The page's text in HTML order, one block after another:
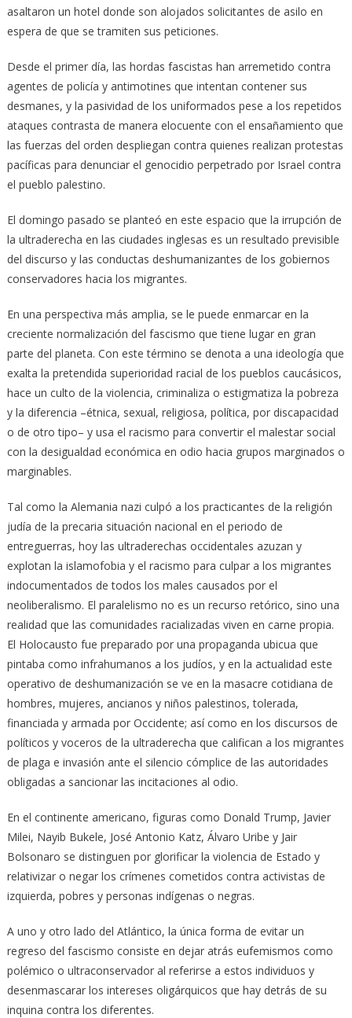
asaltaron un hotel donde son alojados solicitantes de asilo en
espera de que se tramiten sus peticiones.
Desde el primer día, las hordas fascistas han arremetido contra
agentes de policía y antimotines que intentan contener sus
desmanes, y la pasividad de los uniformados pese a los repetidos
ataques contrasta de manera elocuente con el ensañamiento que
las fuerzas del orden despliegan contra quienes realizan protestas
pacíficas para denunciar el genocidio perpetrado por Israel contra
el pueblo palestino.
El domingo pasado se planteó en este espacio que la irrupción de
la ultraderecha en las ciudades inglesas es un resultado previsible
del discurso y las conductas deshumanizantes de los gobiernos
conservadores hacia los migrantes.
En una perspectiva más amplia, se le puede enmarcar en la
creciente normalización del fascismo que tiene lugar en gran
parte del planeta. Con este término se denota a una ideología que
exalta la pretendida superioridad racial de los pueblos caucásicos,
hace un culto de la violencia, criminaliza o estigmatiza la pobreza
y la diferencia –étnica, sexual, religiosa, política, por discapacidad
o de otro tipo– y usa el racismo para convertir el malestar social
con la desigualdad económica en odio hacia grupos marginados o
marginables.
Tal como la Alemania nazi culpó a los practicantes de la religión
judía de la precaria situación nacional en el periodo de
entreguerras, hoy las ultraderechas occidentales azuzan y
explotan la islamofobia y el racismo para culpar a los migrantes
indocumentados de todos los males causados por el
neoliberalismo. El paralelismo no es un recurso retórico, sino una
realidad que las comunidades racializadas viven en carne propia.
El Holocausto fue preparado por una propaganda ubicua que
pintaba como infrahumanos a los judíos, y en la actualidad este
operativo de deshumanización se ve en la masacre cotidiana de
hombres, mujeres, ancianos y niños palestinos, tolerada,
financiada y armada por Occidente; así como en los discursos de
políticos y voceros de la ultraderecha que califican a los migrantes
de plaga e invasión ante el silencio cómplice de las autoridades
obligadas a sancionar las incitaciones al odio.
En el continente americano, figuras como Donald Trump, Javier
Milei, Nayib Bukele, José Antonio Katz, Álvaro Uribe y Jair
Bolsonaro se distinguen por glorificar la violencia de Estado y
relativizar o negar los crímenes cometidos contra activistas de
izquierda, pobres y personas indígenas o negras.
A uno y otro lado del Atlántico, la única forma de evitar un
regreso del fascismo consiste en dejar atrás eufemismos como
polémico o ultraconservadoral referirse a estos individuos y
desenmascarar los intereses oligárquicos que hay detrás de su
inquina contra los diferentes.